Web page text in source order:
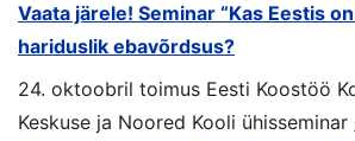
Vaata järele! Seminar “Kas Eestis
hariduslik ebavõrdsus?
24. oktoobril toimus Eesti Koostöö
Keskuse ja Noored Kooli ühisseminar